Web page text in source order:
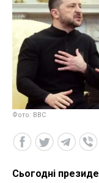
Фото: ВВС
Сьогодні